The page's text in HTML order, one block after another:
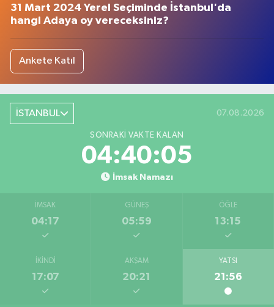
31 Mart 2024 Yerel Seçiminde İstanbul'da
hangi Adaya oy vereceksiniz?
Ankete Katıl
İSTANBUL 07.08.2026
SONRAKI VAKTE KALAN
04:40:05
İmsak Namazı
İMSAK
04:17
GÜNEŞ
05:59
ÖĞLE
13:15
İKINDI
17:07
AKŞAM
20:21
YATSI
21:56